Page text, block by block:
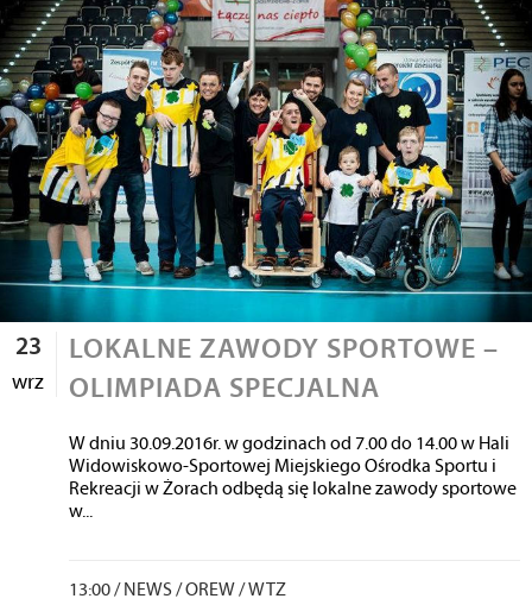
23
wrz
LOKALNE ZAWODY SPORTOWE –
OLIMPIADA SPECJALNA
W dniu 30.09.2016r. w godzinach od 7.00 do 14.00 w Hali
Widowiskowo-Sportowej Miejskiego Ośrodka Sportu i
Rekreacji w Żorach odbędą się lokalne zawody sportowe
w...
13:00 / NEWS/OREW /WTZ